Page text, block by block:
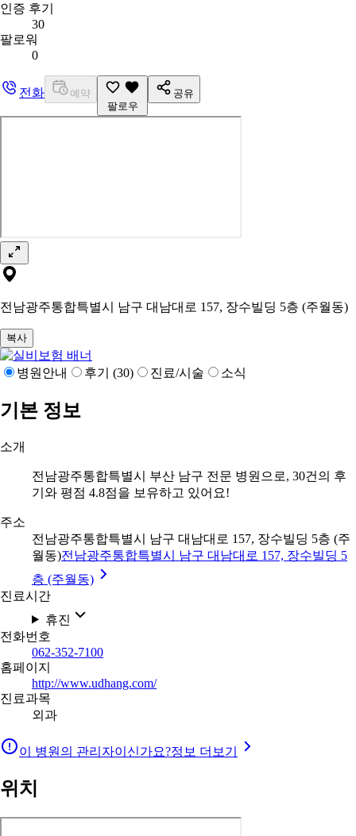
인증 후기
30
팔로워
0
전화
예약
팔로우
공유
전남광주통합특별시 남구 대남대로 157, 장수빌딩 5층 (주월동)
복사
병원안내 후기 (30) 진료/시술 소식
기본 정보
소개
전남광주통합특별시 부산 남구 전문 병원으로, 30건의 후
기와 평점 4.8점을 보유하고 있어요!
주소
전남광주통합특별시 남구 대남대로 157, 장수빌딩 5층 (주
월동)전남광주통합특별시 남구 대남대로 157, 장수빌딩 5
층 (주월동)
진료시간
휴진
전화번호
062-352-7100
홈페이지
http://www.udhang.com/
진료과목
외과
이 병원의 관리자이신가요?정보 더보기
위치